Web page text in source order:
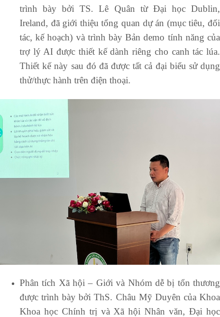
trình bày bởi TS. Lê Quân từ Đại học Dublin,
Ireland, đã giới thiệu tổng quan dự án (mục tiêu, đối
tác, kế hoạch) và trình bày Bản demo tính năng của
trợ lý AI được thiết kế dành riêng cho canh tác lúa.
Thiết kế này sau đó đã được tất cả đại biểu sử dụng
thử/thực hành trên điện thoại.
Phân tích Xã hội – Giới và Nhóm dễ bị tổn thương
được trình bày bởi ThS. Châu Mỹ Duyên của Khoa
Khoa học Chính trị và Xã hội Nhân văn, Đại học